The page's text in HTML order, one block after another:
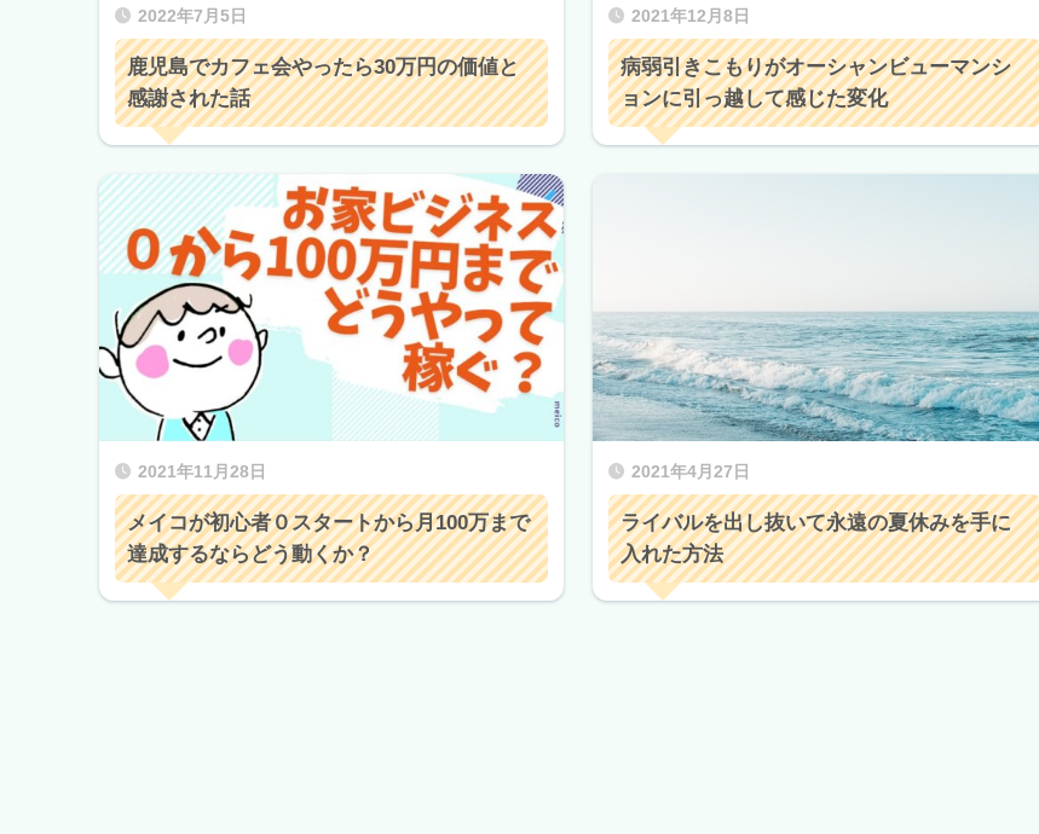
2022年7月5日
鹿児島でカフェ会やったら30万円の価値と
感謝された話
2021年12月8日
病弱引きこもりがオーシャンビューマンシ
ョンに引っ越して感じた変化
2021年11月28日
メイコが初心者０スタートから月100万まで
達成するならどう動くか？
2021年4月27日
ライバルを出し抜いて永遠の夏休みを手に
入れた方法